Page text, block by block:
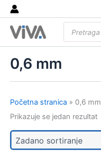
Skip
to
content
search
0,6 mm
Početna stranica » 0,6 mm
Prikazuje se jedan rezultat